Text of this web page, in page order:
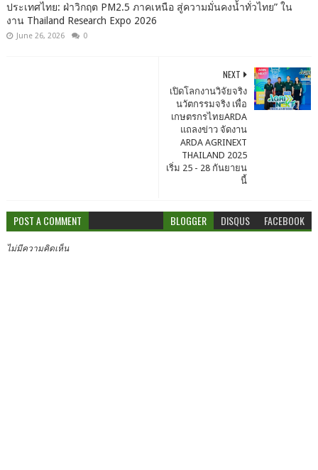
ประเทศไทย: ฝ่าวิกฤต PM2.5 ภาคเหนือ สู่ความมั่นคงน้ำทั่วไทย” ใน
งาน Thailand Research Expo 2026
June 26, 2026 0
NEXT
เปิดโลกงานวิจัยจริง
นวัตกรรมจริง เพื่อ
เกษตรกรไทยARDA
แถลงข่าว จัดงาน
ARDA AGRINEXT
THAILAND 2025
เริ่ม 25 - 28 กันยายน
นี้
POST A COMMENT BLOGGER DISQUS FACEBOOK
ไม่มีความคิดเห็น